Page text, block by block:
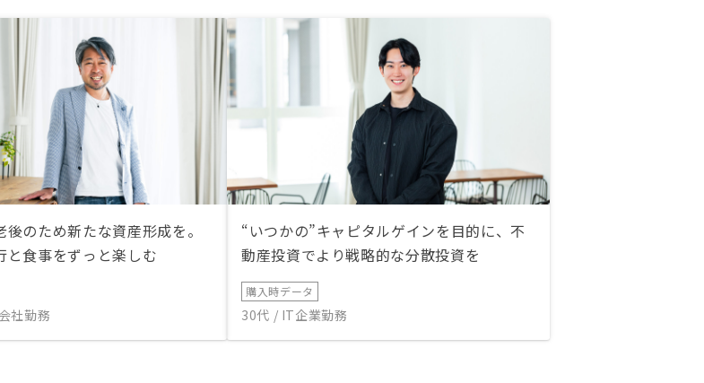
後のため新たな資産形成を。
と食事をずっと楽しむ
社勤務
“いつかの”キャピタルゲインを目的に、不
動産投資でより戦略的な分散投資を
購入時データ
30代 / IT企業勤務